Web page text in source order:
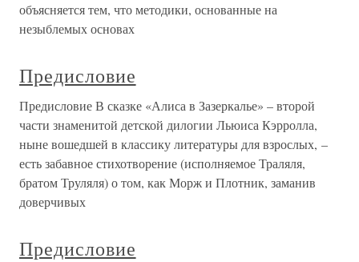
объясняется тем, что методики, основанные на
незыблемых основах
Предисловие
Предисловие В сказке «Алиса в Зазеркалье» – второй
части знаменитой детской дилогии Льюиса Кэрролла,
ныне вошедшей в классику литературы для взрослых, –
есть забавное стихотворение (исполняемое Траляля,
братом Труляля) о том, как Морж и Плотник, заманив
доверчивых
Предисловие